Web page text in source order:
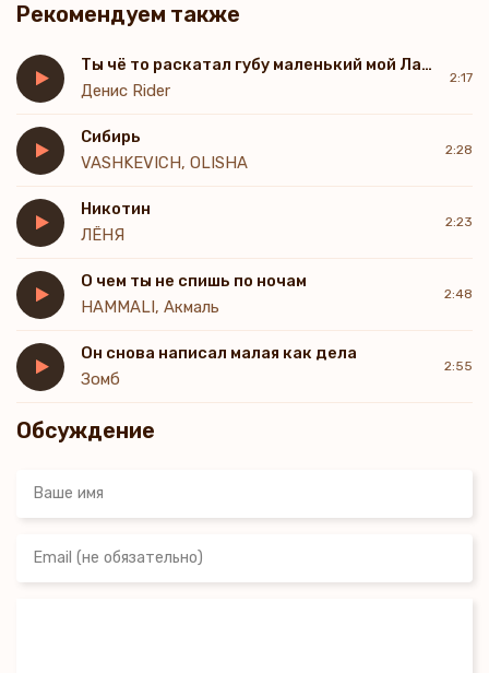
Ты перепутал что-то мальчик
Убирать подтирать за тобой прости
Я устала за тебя все дела тащить
И прощать тебе всё из жалости
Ты хочешь жить красиво, но не делать ничего
Агрессируешь пассивно, будто я тебе никто
Ты столько требуешь, но что ты мне взамен даешь?
Только упрёки и домашний дебош
Рекомендуем также
Ты чё то раскатал губу маленький мой Лабубу
Денис Rider
2:17
Сибирь
VASHKEVICH, OLISHA
2:28
Никотин
ЛЁНЯ
2:23
О чем ты не спишь по ночам
HAMMALI, Акмаль
2:48
Он снова написал малая как дела
Зомб
2:55
Обсуждение